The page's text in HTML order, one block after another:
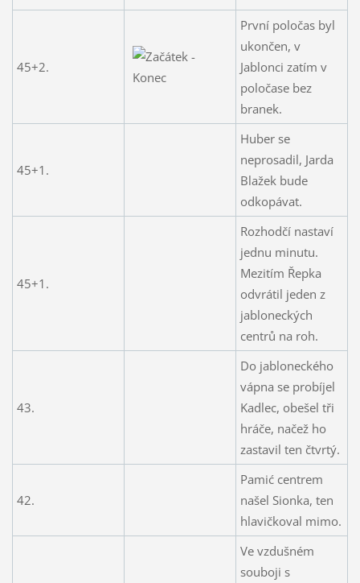
45+2.
První poločas byl
ukončen, v
Jablonci zatím v
poločase bez
branek.
45+1.
Huber se
neprosadil, Jarda
Blažek bude
odkopávat.
45+1.
Rozhodčí nastaví
jednu minutu.
Mezitím Řepka
odvrátil jeden z
jabloneckých
centrů na roh.
43.
Do jabloneckého
vápna se probíjel
Kadlec, obešel tři
hráče, načež ho
zastavil ten čtvrtý.
42.
Pamić centrem
našel Sionka, ten
hlavičkoval mimo.
Ve vzdušném
souboji s